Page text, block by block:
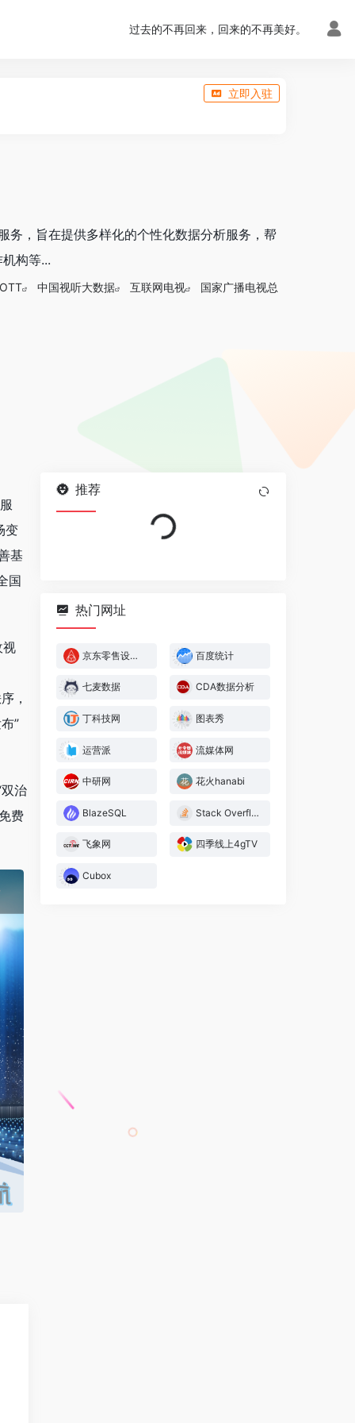
过去的不再回来，回来的不再美好。
立即入驻
务，旨在提供多样化的个性化数据分析服务，帮
构等...
OTT ‌中国视听大数据 互联网电视
国家广播电视总
变
基
国
视
，
”
治
费
推荐 Loading...
热门网址
京东零售设计服务平台 百度统计
七麦数据 CDA数据分析
丁科技网 图表秀
运营派 流媒体网
中研网 花火hanabi
BlazeSQL Stack Overflow
飞象网 四季线上4gTV
Cubox